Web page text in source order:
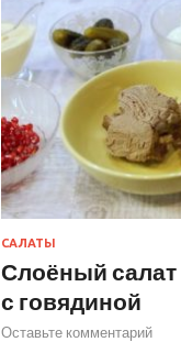
САЛАТЫ
Слоёный салат
с говядиной
Оставьте комментарий